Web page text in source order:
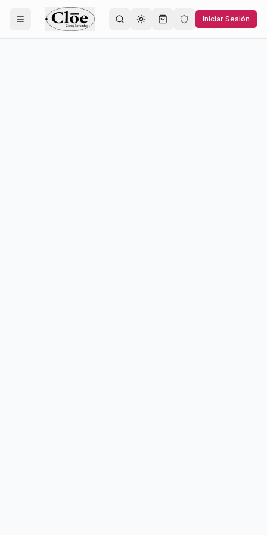
Toggle theme Iniciar Sesión